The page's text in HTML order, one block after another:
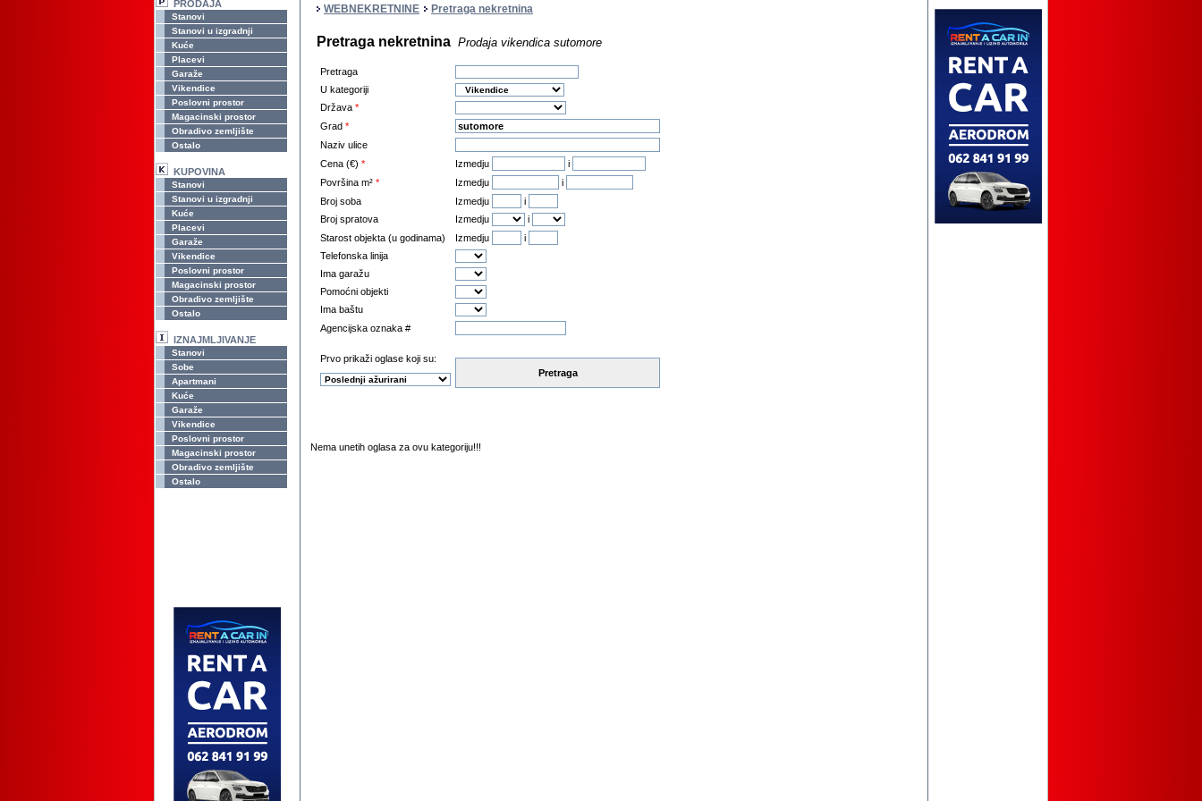
PRODAJA
Stanovi
Stanovi u izgradnji
Kuće
Placevi
Garaže
Vikendice
Poslovni prostor
Magacinski prostor
Obradivo zemljište
Ostalo
KUPOVINA
Stanovi
Stanovi u izgradnji
Kuće
Placevi
Garaže
Vikendice
Poslovni prostor
Magacinski prostor
Obradivo zemljište
Ostalo
IZNAJMLJIVANJE
Stanovi
Sobe
Apartmani
Kuće
Garaže
Vikendice
Poslovni prostor
Magacinski prostor
Obradivo zemljište
Ostalo
WEBNEKRETNINE Pretraga nekretnina
Pretraga nekretnina Prodaja vikendica sutomore
Pretraga
U kategoriji
Država *
Grad *
Naziv ulice
Cena (€) * Izmedju
i
Površina m² * Izmedju
i
Broj soba
Izmedju
i
Broj spratova
Izmedju
i
Starost objekta (u godinama)
Izmedju
i
Telefonska linija
Ima garažu
Pomoćni objekti
Ima baštu
Agencijska oznaka #
Prvo prikaži oglase koji su:
Pretraga
Nema unetih oglasa za ovu kategoriju!!!